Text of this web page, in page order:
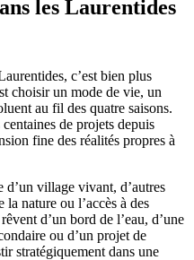
les Laurentides
c’est bien plus
choisir un mode de vie, un
au fil des quatre saisons.
de projets depuis
fine des réalités propres à
d’un village vivant, d’autres
nature ou l’accès à des
d’un bord de l’eau, d’une
ou d’un projet de
stratégiquement dans une